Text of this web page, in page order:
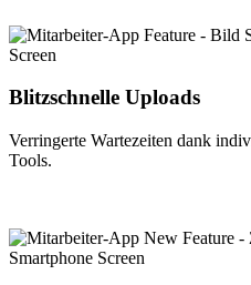
Blitzschnelle Uploads
Verringerte Wartezeiten dank
Tools.